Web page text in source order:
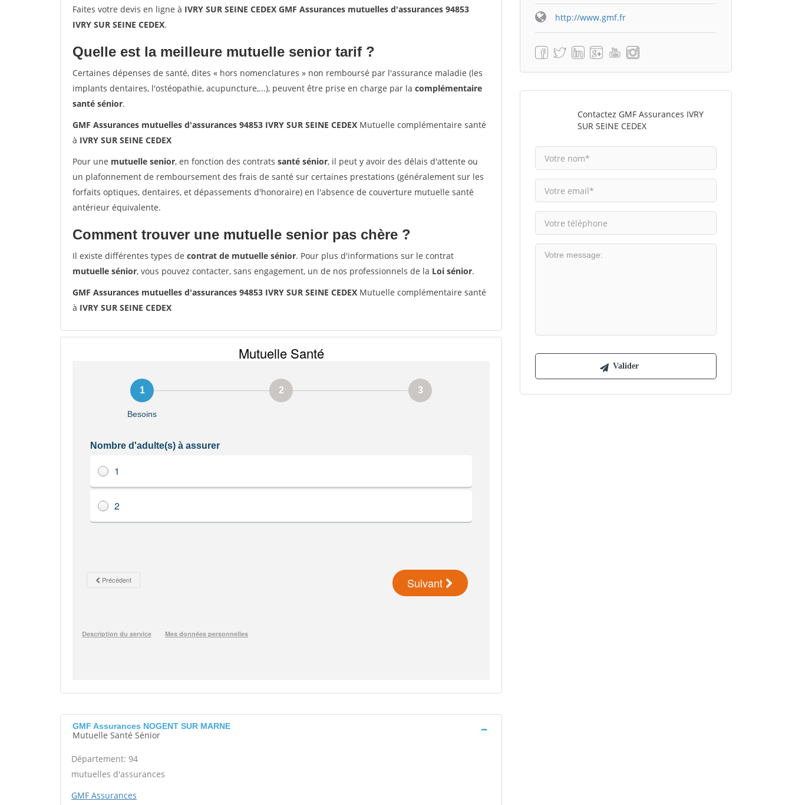
Faites votre devis en ligne à IVRY SUR SEINE CEDEX GMF Assurances mutuelles d'assurances 94853
IVRY SUR SEINE CEDEX.
Quelle est la meilleure mutuelle senior tarif ?
Certaines dépenses de santé, dites « hors nomenclatures » non remboursé par l'assurance maladie (les
implants dentaires, l'ostéopathie, acupuncture,...), peuvent être prise en charge par la complémentaire
santé sénior.
GMF Assurances mutuelles d'assurances 94853 IVRY SUR SEINE CEDEX Mutuelle complémentaire santé
à IVRY SUR SEINE CEDEX
Pour une mutuelle senior, en fonction des contrats santé sénior, il peut y avoir des délais d'attente ou
un plafonnement de remboursement des frais de santé sur certaines prestations (généralement sur les
forfaits optiques, dentaires, et dépassements d'honoraire) en l'absence de couverture mutuelle santé
antérieur équivalente.
Comment trouver une mutuelle senior pas chère ?
Il existe différentes types de contrat de mutuelle sénior. Pour plus d'informations sur le contrat
mutuelle sénior, vous pouvez contacter, sans engagement, un de nos professionnels de la Loi sénior.
GMF Assurances mutuelles d'assurances 94853 IVRY SUR SEINE CEDEX Mutuelle complémentaire santé
à IVRY SUR SEINE CEDEX
GMF Assurances NOGENT SUR MARNE
Mutuelle Santé Sénior
Département: 94
mutuelles d'assurances
GMF Assurances
http://www.gmf.fr
Contactez GMF Assurances IVRY
SUR SEINE CEDEX